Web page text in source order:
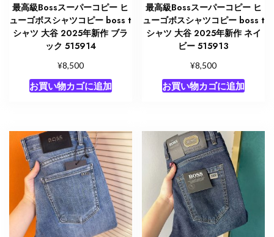
最高級Bossスーパーコピー ヒ
ューゴボスシャツコピー boss t
シャツ 大谷 2025年新作 ブラ
ック 515914
¥8,500
お買い物カゴに追加
最高級Bossスーパーコピー ヒ
ューゴボスシャツコピー boss t
シャツ 大谷 2025年新作 ネイ
ビー 515913
¥8,500
お買い物カゴに追加